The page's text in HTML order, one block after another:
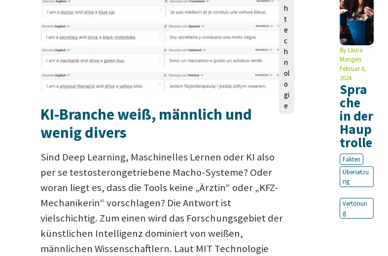
KI-Branche weiß, männlich und
wenig divers
Sind Deep Learning, Maschinelles Lernen oder KI also
per se testosterongetriebene Macho-Systeme? Oder
woran liegt es, dass die Tools keine „Ärztin“ oder „KFZ-
Mechanikerin“ vorschlagen? Die Antwort ist
vielschichtig. Zum einen wird das Forschungsgebiet der
künstlichen Intelligenz dominiert von weißen,
männlichen Wissenschaftlern. Laut MIT Technologie
h
t
e
c
h
n
ol
o
gi
e
ByLaura
Mangels
Februar 6,
2024
Spra
che
in der
Haup
trolle
Fakten
Übersetzu
ng
Vertonun
g